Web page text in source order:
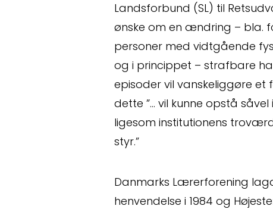
Landsforbund (SL) til
ønske om en ændring – bla.
personer med vidtgående
og i princippet – strafbare
episoder vil vanskeliggøre
dette ”… vil kunne opstå
ligesom institutionens
styr.”
Danmarks Lærerforening
henvendelse i 1984 og